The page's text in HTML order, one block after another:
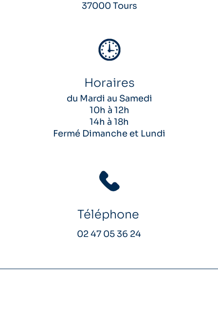
Horaires
Téléphone
du Mardi au Samedi
10h à 12h
14h à 18h
Fermé Dimanche et Lundi
37000 Tours
02 47 05 36 24